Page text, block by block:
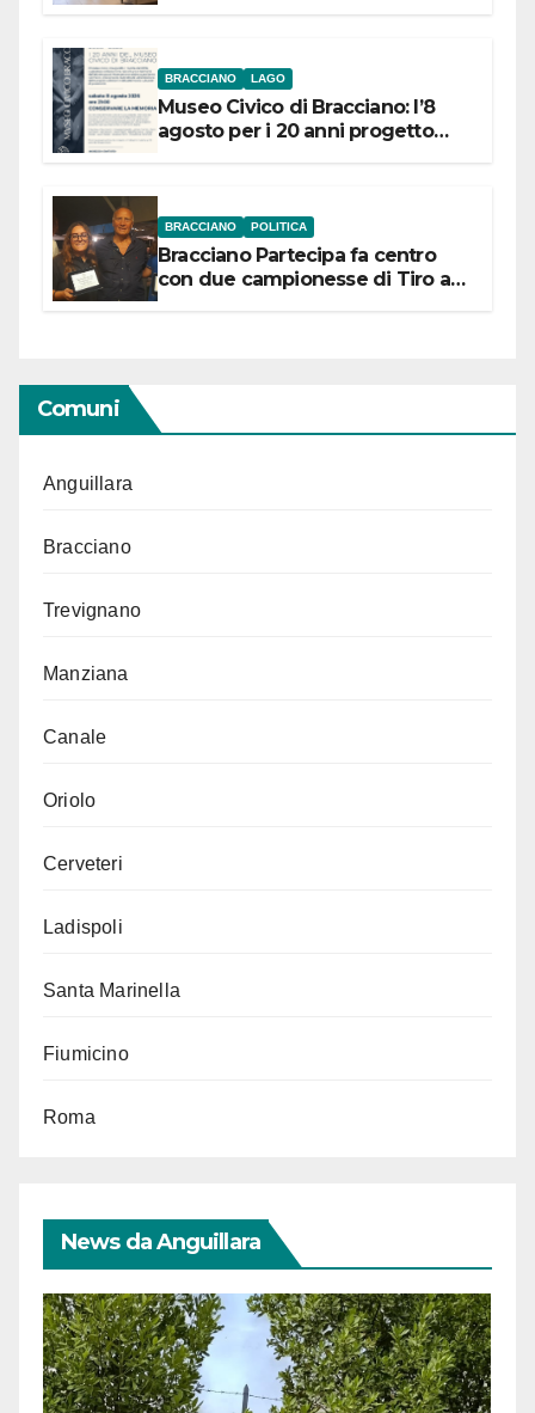
BRACCIANO LAGO
Museo Civico di Bracciano: l’8
agosto per i 20 anni progetto
BRACCIANO POLITICA
Bracciano Partecipa fa centro
con due campionesse di Tiro a
Comuni
Anguillara
Bracciano
Trevignano
Manziana
Canale
Oriolo
Cerveteri
Ladispoli
Santa Marinella
Fiumicino
Roma
News da Anguillara